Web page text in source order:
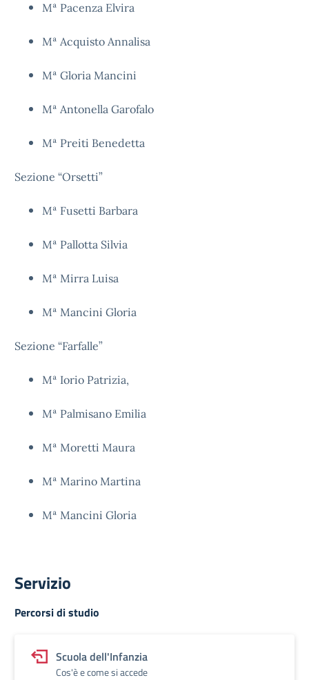
Mª Pacenza Elvira
Mª Acquisto Annalisa
Mª Gloria Mancini
Mª Antonella Garofalo
Mª Preiti Benedetta
Sezione “Orsetti”
Mª Fusetti Barbara
Mª Pallotta Silvia
Mª Mirra Luisa
Mª Mancini Gloria
Sezione “Farfalle”
Mª Iorio Patrizia,
Mª Palmisano Emilia
Mª Moretti Maura
Mª Marino Martina
Mª Mancini Gloria
Servizio
Percorsi di studio
Scuola dell'Infanzia
Cos'è e come si accede